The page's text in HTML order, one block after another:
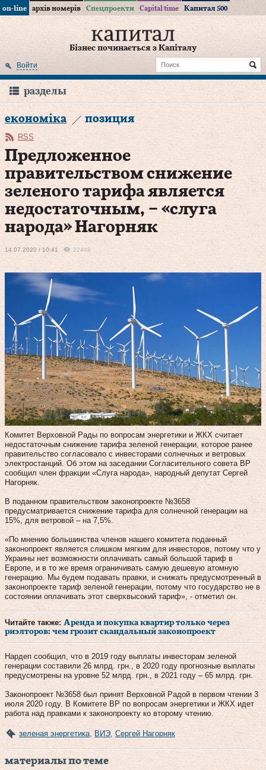
on-line архів номерів Спецпроекти Capital time Капитал 500
Бізнес починається з Капіталу
Войти
разделы
економіка позиция
RSS
Предложенное
правительством снижение
зеленого тарифа является
недостаточным, – «слуга
народа» Нагорняк
14.07.2020 / 10:41 22448
Комитет Верховной Рады по вопросам энергетики и ЖКХ считает
недостаточным снижение тарифа зеленой генерации, которое ранее
правительство согласовало с инвесторами солнечных и ветровых
электростанций. Об этом на заседании Согласительного совета ВР
сообщил член фракции «Слуга народа», народный депутат Сергей
Нагорняк.
В поданном правительством законопроекте №3658
предусматривается снижение тарифа для солнечной генерации на
15%, для ветровой – на 7,5%.
«По мнению большинства членов нашего комитета поданный
законопроект является слишком мягким для инвесторов, потому что у
Украины нет возможности оплачивать самый большой тариф в
Европе, и в то же время ограничивать самую дешевую атомную
генерацию. Мы будем подавать правки, и снижать предусмотренный в
законопроекте тариф зеленой генерации, потому что государство не в
состоянии оплачивать этот сверхвысокий тариф», - отметил он.
Читайте также: Аренда и покупка квартир только через
риэлторов: чем грозит скандальный законопроект
Нардеп сообщил, что в 2019 году выплаты инвесторам зеленой
генерации составили 26 млрд. грн., в 2020 году прогнозные выплаты
предусмотрены на уровне 52 млрд. грн., в 2021 году – 65 млрд. грн.
Законопроект №3658 был принят Верховной Радой в первом чтении 3
июля 2020 году. В Комитете ВР по вопросам энергетики и ЖКХ идет
работа над правками к законопроекту ко второму чтению.
зеленая энергетика ВИЭ Сергей Нагорняк
материалы по теме